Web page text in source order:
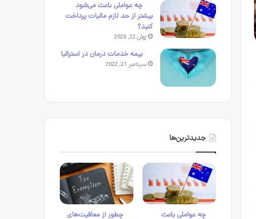
چه عواملی باعث می‌شود
بیشتر از حد لازم مالیات پرداخت
کنید؟
ژوئن 22, 2025
بیمه خدمات درمان در استرالیا
سپتامبر 21, 2022
جدیدترین‌ها
چه عواملی باعث
چطور از معافیت‌های